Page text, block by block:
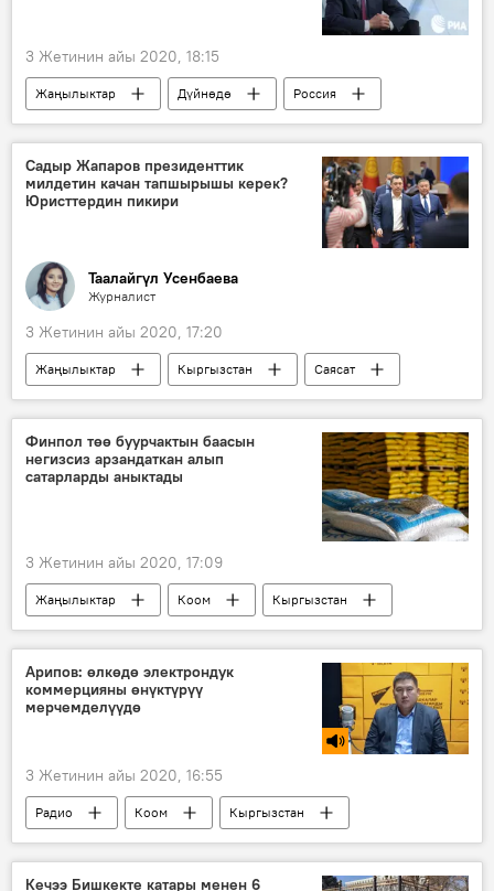
3 Жетинин айы 2020, 18:15
Жаңылыктар Дүйнөдө
Россия
Саясат
АКШ
Кытай
Сергей Нарышкин
Дмитрий Киселев
чалгынчы
маек
Садыр Жапаров президенттик
милдетин качан тапшырышы керек?
Юристтердин пикири
Таалайгүл Усенбаева
Журналист
3 Жетинин айы 2020, 17:20
Жаңылыктар Кыргызстан
Саясат
президенттик шайлоо
Садыр Жапаров
милдет
каттоо
арыз
юрист
Финпол төө буурчактын баасын
негизсиз арзандаткан алып
сатарларды аныктады
3 Жетинин айы 2020, 17:09
Жаңылыктар Коом
Кыргызстан
финансы полициясы
төө буурчак
баалар
Арипов: өлкөдө электрондук
коммерцияны өнүктүрүү
мерчемделүүдө
3 Жетинин айы 2020, 16:55
Радио Коом
Кыргызстан
коммерция
өнүктүрүү
Кечээ Бишкекте катары менен 6